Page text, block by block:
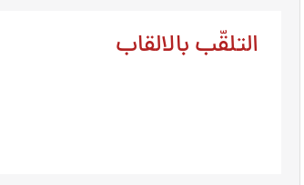
التلقّب بالالقاب